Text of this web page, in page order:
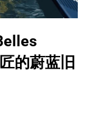
的蔚蓝旧